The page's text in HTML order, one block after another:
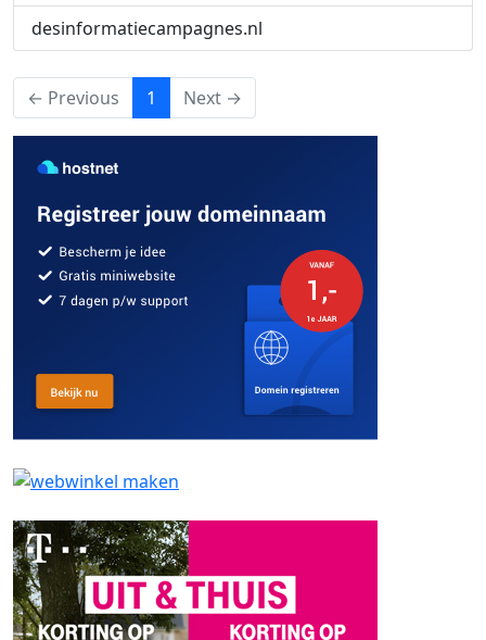
desinformatiecampagnes.nl
← Previous 1 (current)
Next →